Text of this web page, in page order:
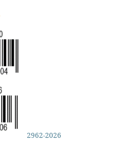
2962-2026